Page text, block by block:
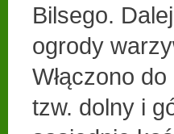
Bilsego.
ogrody
Włączono
tzw. dolny i